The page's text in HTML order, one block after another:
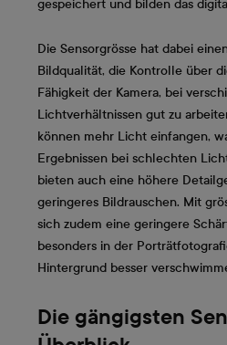
gespeichert und bilden das
Die Sensorgrösse hat dabei
Bildqualität, die Kontrolle über
Fähigkeit der Kamera, bei
Lichtverhältnissen gut zu
können mehr Licht einfangen,
Ergebnissen bei schlechten
bieten auch eine höhere
geringeres Bildrauschen. Mit
sich zudem eine geringere
besonders in der
Hintergrund besser
Die gängigsten